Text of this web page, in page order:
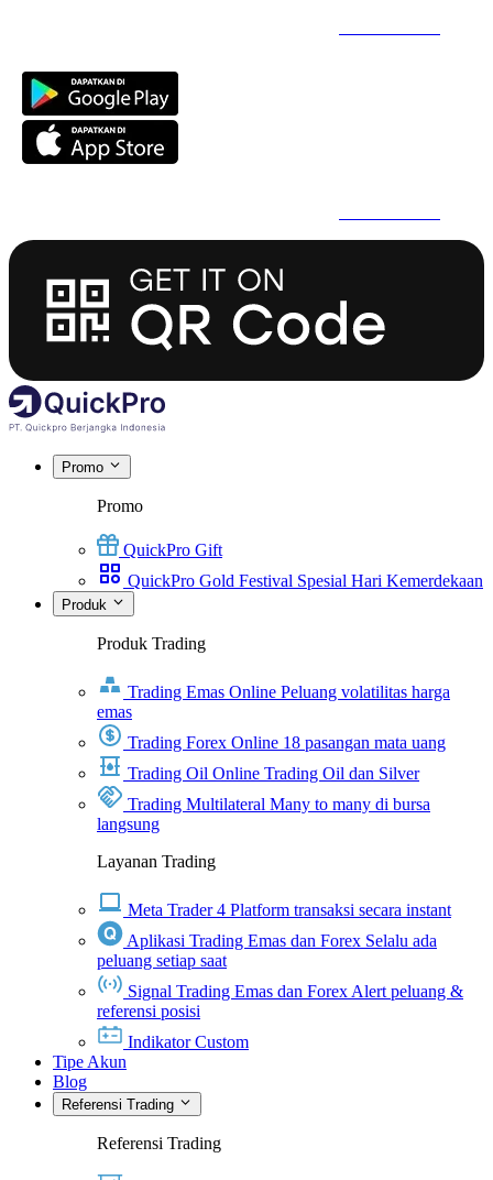
Promo
Promo
QuickPro Gift
QuickPro Gold Festival Spesial Hari Kemerdekaan
Produk
Produk Trading
Trading Emas Online Peluang volatilitas harga
emas
Trading Forex Online 18 pasangan mata uang
Trading Oil Online Trading Oil dan Silver
Trading Multilateral Many to many di bursa
langsung
Layanan Trading
Meta Trader 4 Platform transaksi secara instant
Aplikasi Trading Emas dan Forex Selalu ada
peluang setiap saat
Signal Trading Emas dan Forex Alert peluang &
referensi posisi
Indikator Custom
Tipe Akun
Blog
Referensi Trading
Referensi Trading